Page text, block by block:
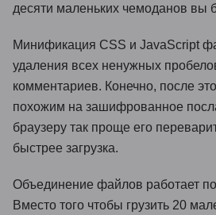
десяти маленьких чемоданов вы
Минификация CSS и JavaScript
удаления всех ненужных
комментариев. Конечно, после
похожим на зашифрованное
браузеру так проще его
быстрее загрузка.
Объединение файлов работает
Вместо того чтобы грузить 20